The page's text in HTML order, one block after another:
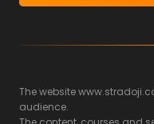
The website
audience.